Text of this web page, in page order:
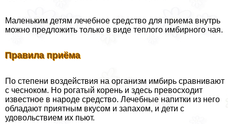
Маленьким детям лечебное средство для приема внутрь
можно предложить только в виде теплого имбирного чая.
Правила приёма
По степени воздействия на организм имбирь сравнивают
с чесноком. Но рогатый корень и здесь превосходит
известное в народе средство. Лечебные напитки из него
обладают приятным вкусом и запахом, и дети с
удовольствием их пьют.